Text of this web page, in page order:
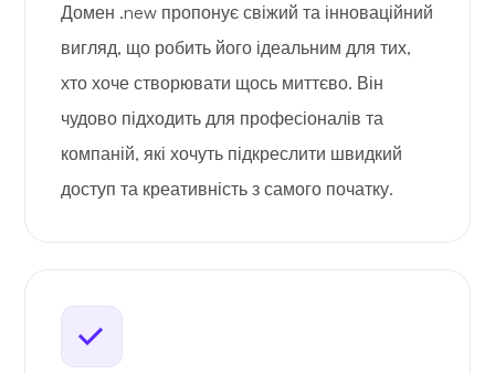
Домен .new пропонує свіжий та інноваційний
вигляд, що робить його ідеальним для тих,
хто хоче створювати щось миттєво. Він
чудово підходить для професіоналів та
компаній, які хочуть підкреслити швидкий
доступ та креативність з самого початку.